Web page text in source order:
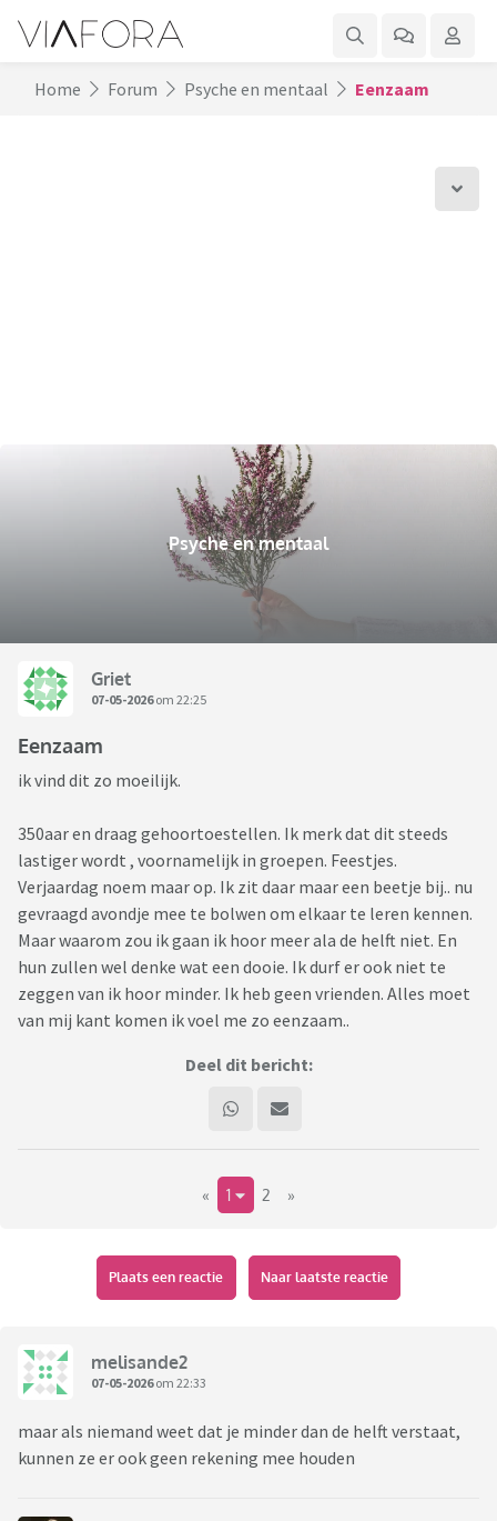
Home Forum Psyche en mentaal Eenzaam
Psyche en mentaal
Griet
07-05-2026om 22:25
Eenzaam
ik vind dit zo moeilijk.
350aar en draag gehoortoestellen. Ik merk dat dit steeds
lastiger wordt , voornamelijk in groepen. Feestjes.
Verjaardag noem maar op. Ik zit daar maar een beetje bij.. nu
gevraagd avondje mee te bolwen om elkaar te leren kennen.
Maar waarom zou ik gaan ik hoor meer ala de helft niet. En
hun zullen wel denke wat een dooie. Ik durf er ook niet te
zeggen van ik hoor minder. Ik heb geen vrienden. Alles moet
van mij kant komen ik voel me zo eenzaam..
Deel dit bericht:
« 1 2 »
Plaats een reactie Naar laatste reactie
melisande2
07-05-2026om 22:33
maar als niemand weet dat je minder dan de helft verstaat,
kunnen ze er ook geen rekening mee houden